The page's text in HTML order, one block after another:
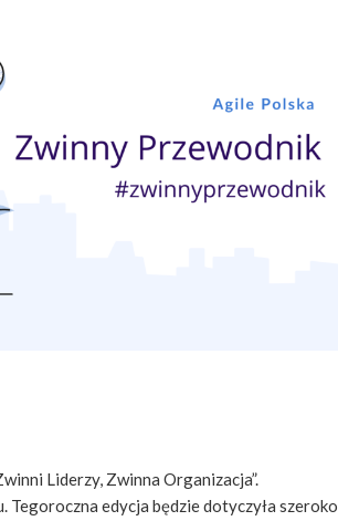
Liderzy, Zwinna Organizacja”.
edycja będzie dotyczyła szeroko